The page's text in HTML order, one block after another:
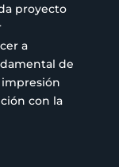
proyecto
a
de
con la